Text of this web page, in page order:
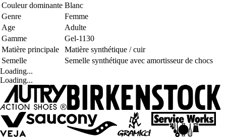
Couleur dominante Blanc
Genre
Femme
Age
Adulte
Gamme
Gel-1130
Matière principale
Matière synthétique / cuir
Semelle
Semelle synthétique avec amortisseur de chocs
Loading...
Loading...